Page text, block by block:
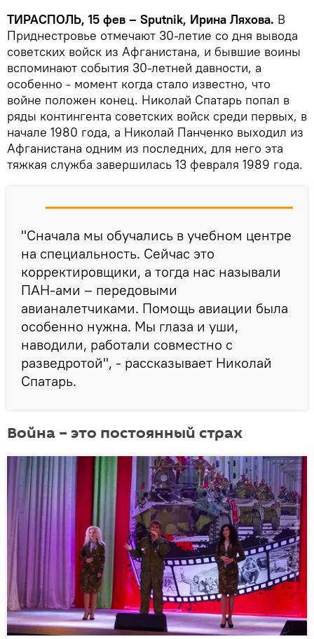
ТИРАСПОЛЬ, 15 фев – Sputnik, Ирина Ляхова. В
Приднестровье отмечают 30-летие со дня вывода
советских войск из Афганистана, и бывшие воины
вспоминают события 30-летней давности, а
особенно - момент когда стало известно, что
войне положен конец. Николай Спатарь попал в
ряды контингента советских войск среди первых, в
начале 1980 года, а Николай Панченко выходил из
Афганистана одним из последних, для него эта
тяжкая служба завершилась 13 февраля 1989 года.
"Сначала мы обучались в учебном центре
на специальность. Сейчас это
корректировщики, а тогда нас называли
ПАН-ами – передовыми
авианалетчиками. Помощь авиации была
особенно нужна. Мы глаза и уши,
наводили, работали совместно с
разведротой", - рассказывает Николай
Спатарь.
Война – это постоянный страх